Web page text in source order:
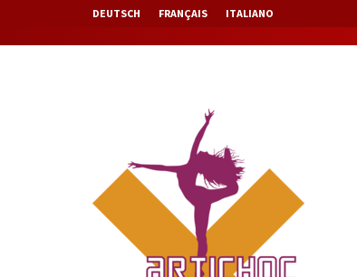
DEUTSCH FRANÇAIS ITALIANO